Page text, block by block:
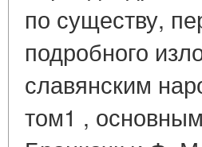
по существу,
подробного
славянским
том1 ,